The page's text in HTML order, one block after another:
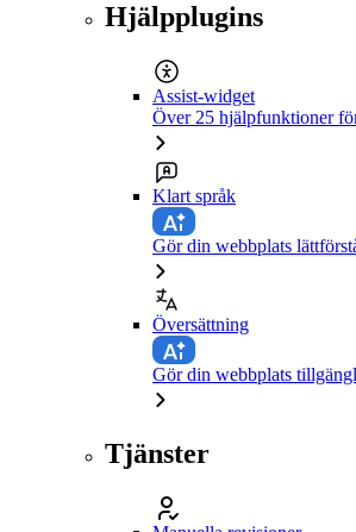
Hjälpplugins
Assist-widget
Över 25 hjälpfunktioner
Klart språk
Gör din webbplats
Översättning
Gör din webbplats
Tjänster